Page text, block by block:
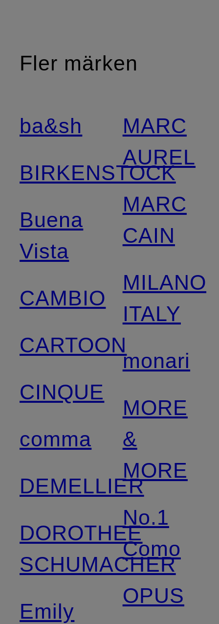
Fler märken
ba&sh
BIRKENSTOCK
Buena
Vista
CAMBIO
CARTOON
CINQUE
comma
DEMELLIER
DOROTHEE
SCHUMACHER
Emily
MARC
AUREL
MARC
CAIN
MILANO
ITALY
monari
MORE
&
MORE
No.1
Como
OPUS